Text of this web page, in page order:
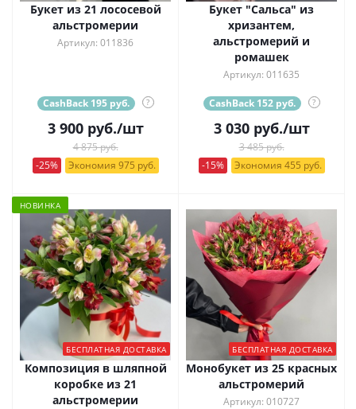
Букет из 21 лососевой
альстромерии
Артикул: 011836
CashBack 195 руб. ?
3 900руб./шт
4 875 руб.
-25%
Экономия 975 руб.
Букет "Сальса" из
хризантем,
альстромерий и
ромашек
Артикул: 011635
CashBack 152 руб. ?
3 030руб./шт
3 485 руб.
-15%
Экономия 455 руб.
НОВИНКА
БЕСПЛАТНАЯ ДОСТАВКА
Композиция в шляпной
коробке из 21
альстромерии
БЕСПЛАТНАЯ ДОСТАВКА
Монобукет из 25 красных
альстромерий
Артикул: 010727